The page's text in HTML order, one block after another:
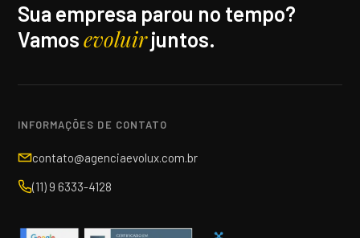
Sua empresa parou no tempo?
Vamosevoluirjuntos.
INFORMAÇÕES DE CONTATO
contato@agenciaevolux.com.br
(11) 9 6333-4128